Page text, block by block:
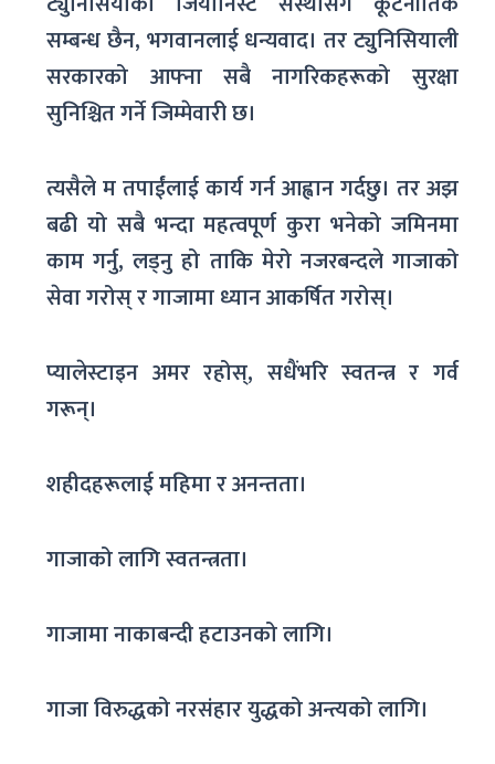
सम्बन्ध छैन, भगवानलाई धन्यवाद। तर ट्युनिसियाली
सरकारको आफ्ना सबै नागरिकहरूको सुरक्षा
सुनिश्चित गर्ने जिम्मेवारी छ।
त्यसैले म तपाईंलाई कार्य गर्न आह्वान गर्दछु। तर अझ
बढी यो सबै भन्दा महत्वपूर्ण कुरा भनेको जमिनमा
काम गर्नु, लड्नु हो ताकि मेरो नजरबन्दले गाजाको
सेवा गरोस् र गाजामा ध्यान आकर्षित गरोस्।
प्यालेस्टाइन अमर रहोस्, सधैंभरि स्वतन्त्र र गर्व
गरून्।
शहीदहरूलाई महिमा र अनन्तता।
गाजाको लागि स्वतन्त्रता।
गाजामा नाकाबन्दी हटाउनको लागि।
गाजा विरुद्धको नरसंहार युद्धको अन्त्यको लागि।